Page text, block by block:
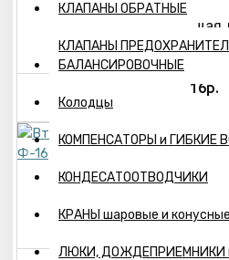
КЛАПАНЫ ОБРАТНЫЕ
КЛАПАНЫ
БАЛАНСИРОВОЧНЫЕ
Колодцы
КОМПЕНСАТОРЫ и ГИБКИЕ
КОНДЕСАТООТВОДЧИКИ
КРАНЫ шаровые и конусные
ЛЮКИ, ДОЖДЕПРИЕМНИКИ
Втулка изолирующая
16р.
Втулка изолирующая